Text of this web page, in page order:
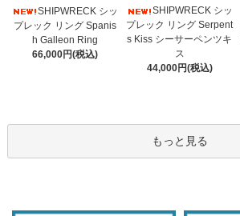
SHIPWRECK シッ
プレック リング Spanis
h Galleon Ring
66,000円(税込)
SHIPWRECK シッ
プレック リング Serpent
s Kiss シーサーペンツキ
ス
44,000円(税込)
もっと見る